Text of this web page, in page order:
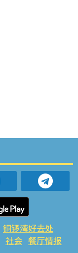
铜锣湾好去处
社会 餐厅情报